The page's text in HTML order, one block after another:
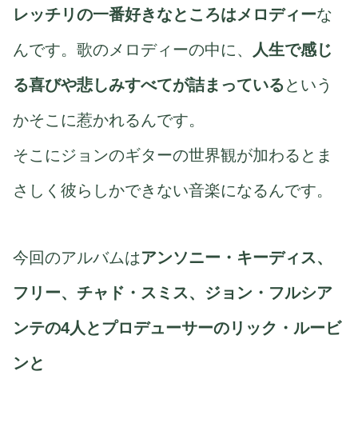
レッチリの一番好きなところはメロディーな
んです。歌のメロディーの中に、 人生で感じ
る喜びや悲しみすべてが詰まっている という
かそこに惹かれるんです。
そこにジョンのギターの世界観が加わるとま
さしく彼らしかできない音楽になるんです。
今回のアルバムはアンソニー・キーディス、
フリー、チャド・スミス、ジョン・フルシア
ンテの4人とプロデューサーのリック・ルービ
ンと